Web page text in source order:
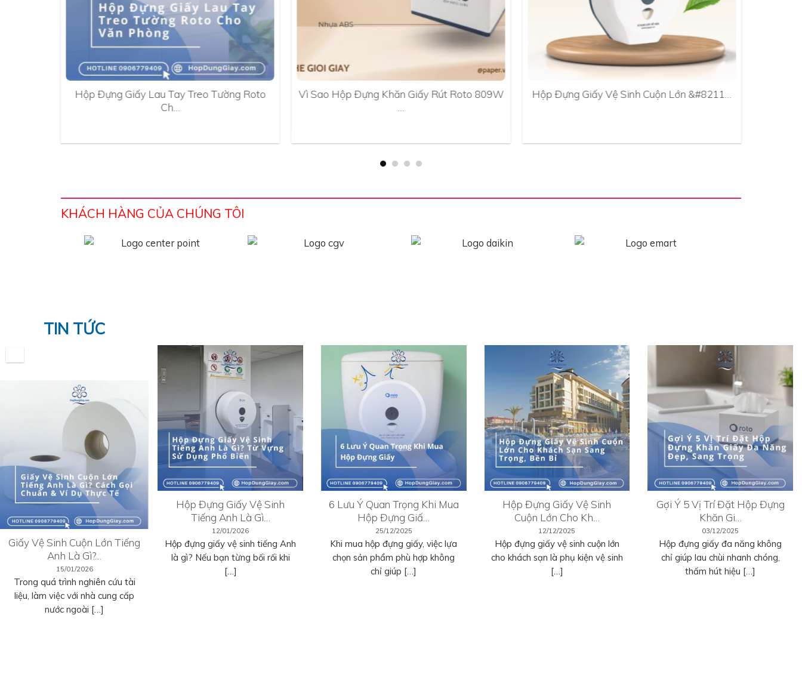
Hộp Đựng Giấy Lau Tay Treo Tường Roto
Ch…
Vì Sao Hộp Đựng Khăn Giấy Rút Roto 809W
Hộp Đựng Giấy Vệ Sinh Cuộn Lớn &#8211…
KHÁCH HÀNG CỦA CHÚNG TÔI
TIN TỨC
Giấy Vệ Sinh Cuộn Lớn Tiếng
Anh Là Gì?…
15/01/2026
Trong quá trình nghiên cứu tài
liệu, làm việc với nhà cung cấp
nước ngoài […]
Hộp Đựng Giấy Vệ Sinh
Tiếng Anh Là Gì…
12/01/2026
Hộp đựng giấy vệ sinh tiếng Anh
là gì? Nếu bạn từng bối rối khi
[…]
6 Lưu Ý Quan Trọng Khi Mua
Hộp Đựng Giấ…
25/12/2025
Khi mua hộp đựng giấy, việc lựa
chọn sản phẩm phù hợp không
chỉ giúp […]
Hộp Đựng Giấy Vệ Sinh
Cuộn Lớn Cho Kh…
12/12/2025
Hộp đựng giấy vệ sinh cuộn lớn
cho khách sạn là phụ kiện vệ sinh
[…]
Gợi Ý 5 Vị Trí Đặt Hộp Đựng
Khăn Gi…
03/12/2025
Hộp đựng giấy đa năng không
chỉ giúp lau chùi nhanh chóng,
thấm hút hiệu […]